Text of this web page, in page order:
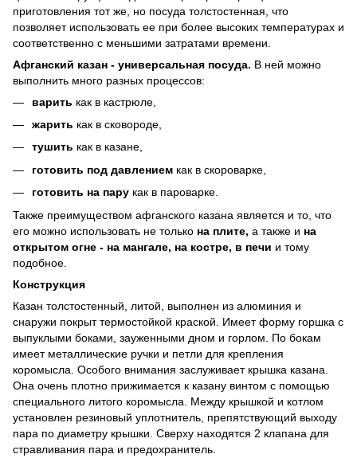
приготовления тот же, но посуда толстостенная, что
позволяет использовать ее при более высоких температурах и
соответственно с меньшими затратами времени.
Афганский казан - универсальная посуда. В ней можно
выполнить много разных процессов:
варить как в кастрюле,
жарить как в сковороде,
тушить как в казане,
готовить под давлением как в скороварке,
готовить на пару как в пароварке.
Также преимуществом афганского казана является и то, что
его можно использовать не только на плите, а также и на
открытом огне - на мангале, на костре, в печи и тому
подобное.
Конструкция
Казан толстостенный, литой, выполнен из алюминия и
снаружи покрыт термостойкой краской. Имеет форму горшка с
выпуклыми боками, зауженными дном и горлом. По бокам
имеет металлические ручки и петли для крепления
коромысла. Особого внимания заслуживает крышка казана.
Она очень плотно прижимается к казану винтом с помощью
специального литого коромысла. Между крышкой и котлом
установлен резиновый уплотнитель, препятствующий выходу
пара по диаметру крышки. Сверху находятся 2 клапана для
стравливания пара и предохранитель.